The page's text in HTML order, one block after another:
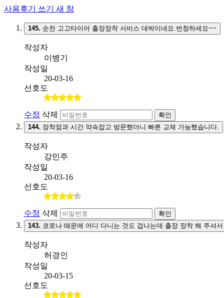
사용후기 쓰기 새 창
145. 순천 고고타이어 출장장착 서비스 대박이네요.번창하세요~~
작성자
이병기
작성일
20-03-16
선호도
수정 삭제
확인
144. 장착점과 시간 약속잡고 방문했더니 빠른 교체 가능했습니다.
작성자
강민주
작성일
20-03-16
선호도
수정 삭제
확인
143. 코로나 때문에 어디 다니는 것도 겁나는데 출장 장착 해 주셔
작성자
허경인
작성일
20-03-15
선호도